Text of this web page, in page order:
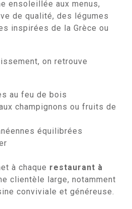
ensoleillée aux menus,
de qualité, des légumes
inspirées de la Grèce ou
on retrouve
au feu de bois
champignons ou fruits de
équilibrées
à chaque restaurant à
clientèle large, notamment
conviviale et généreuse.